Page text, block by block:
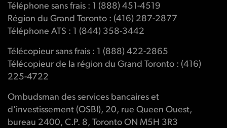
Téléphone sans frais : 1 (888) 451-4519
Région du Grand Toronto : (416) 287-2877
Téléphone ATS : 1 (844) 358-3442
Télécopieur sans frais : 1 (888) 422-2865
Télécopieur de la région du Grand Toronto : (416)
225-4722
Ombudsman des services bancaires et
d'investissement (OSBI), 20, rue Queen Ouest,
bureau 2400, C.P. 8, Toronto ON M5H 3R3